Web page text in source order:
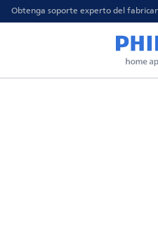
Obtenga soporte experto del